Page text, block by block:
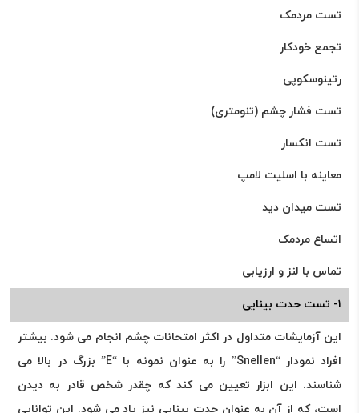
تست مردمک
تجمع خودکار
رتینوسکوپی
تست فشار چشم (تنومتری)
تست انکسار
معاینه با اسلیت لامپ
تست میدان دید
اتساع مردمک
تماس با لنز و ارزیابی
۱- تست حدت بینایی
این آزمایشات متداول در اکثر امتحانات چشم انجام می شود. بیشتر
افراد نمودار “Snellen” را به عنوان نمونه با “E” بزرگ در بالا می
شناسند. این ابزار تعیین می کند که چقدر شخص قادر به دیدن
است، که از آن به عنوان حدت بینایی نیز یاد می شود. این توانایی